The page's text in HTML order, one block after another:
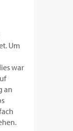
Um
war
an